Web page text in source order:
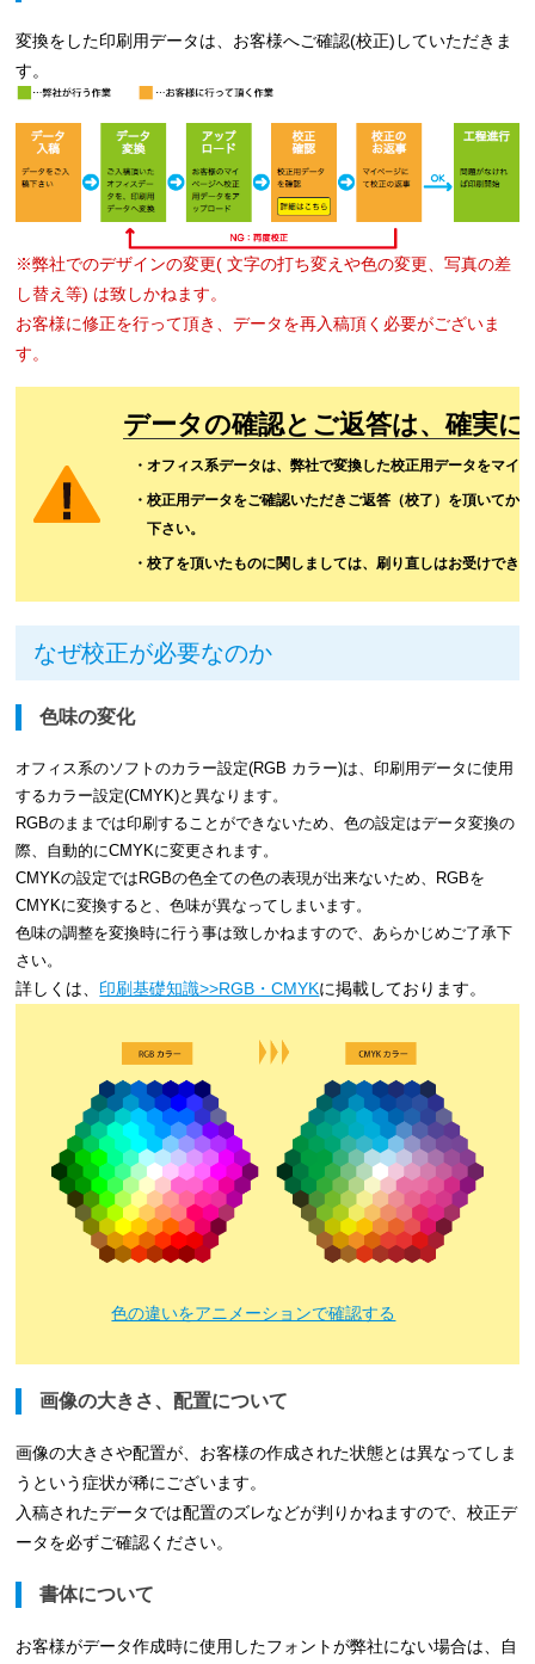
変換をした印刷用データは、お客様へご確認(校正)していただきま
す。
※弊社でのデザインの変更( 文字の打ち変えや色の変更、写真の差
し替え等) は致しかねます。
お客様に修正を行って頂き、データを再入稿頂く必要がございま
す。
データの確認とご返答は、確実
・オフィス系データは、弊社で変換した校正用データをマイ
・校正用データをご確認いただきご返答（校了）を頂いてか
下さい。
・校了を頂いたものに関しましては、刷り直しはお受けでき
なぜ校正が必要なのか
色味の変化
オフィス系のソフトのカラー設定(RGB カラー)は、印刷用データに使用
するカラー設定(CMYK)と異なります。
RGBのままでは印刷することができないため、色の設定はデータ変換の
際、自動的にCMYKに変更されます。
CMYKの設定ではRGBの色全ての色の表現が出来ないため、RGBを
CMYKに変換すると、色味が異なってしまいます。
色味の調整を変換時に行う事は致しかねますので、あらかじめご了承下
さい。
詳しくは、 印刷基礎知識>>RGB・CMYKに掲載しております。
色の違いをアニメーションで確認する
画像の大きさ、配置について
画像の大きさや配置が、お客様の作成された状態とは異なってしま
うという症状が稀にございます。
入稿されたデータでは配置のズレなどが判りかねますので、校正デ
ータを必ずご確認ください。
書体について
お客様がデータ作成時に使用したフォントが弊社にない場合は、自